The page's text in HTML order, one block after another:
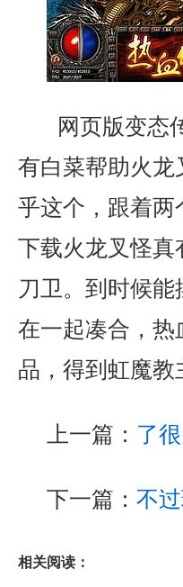
网页版变态
有白菜帮助火龙
乎这个，跟着两
下载火龙叉怪真
刀卫。到时候
在一起凑合，热
品，得到虹魔
上一篇： 了
下一篇： 不
相关阅读：